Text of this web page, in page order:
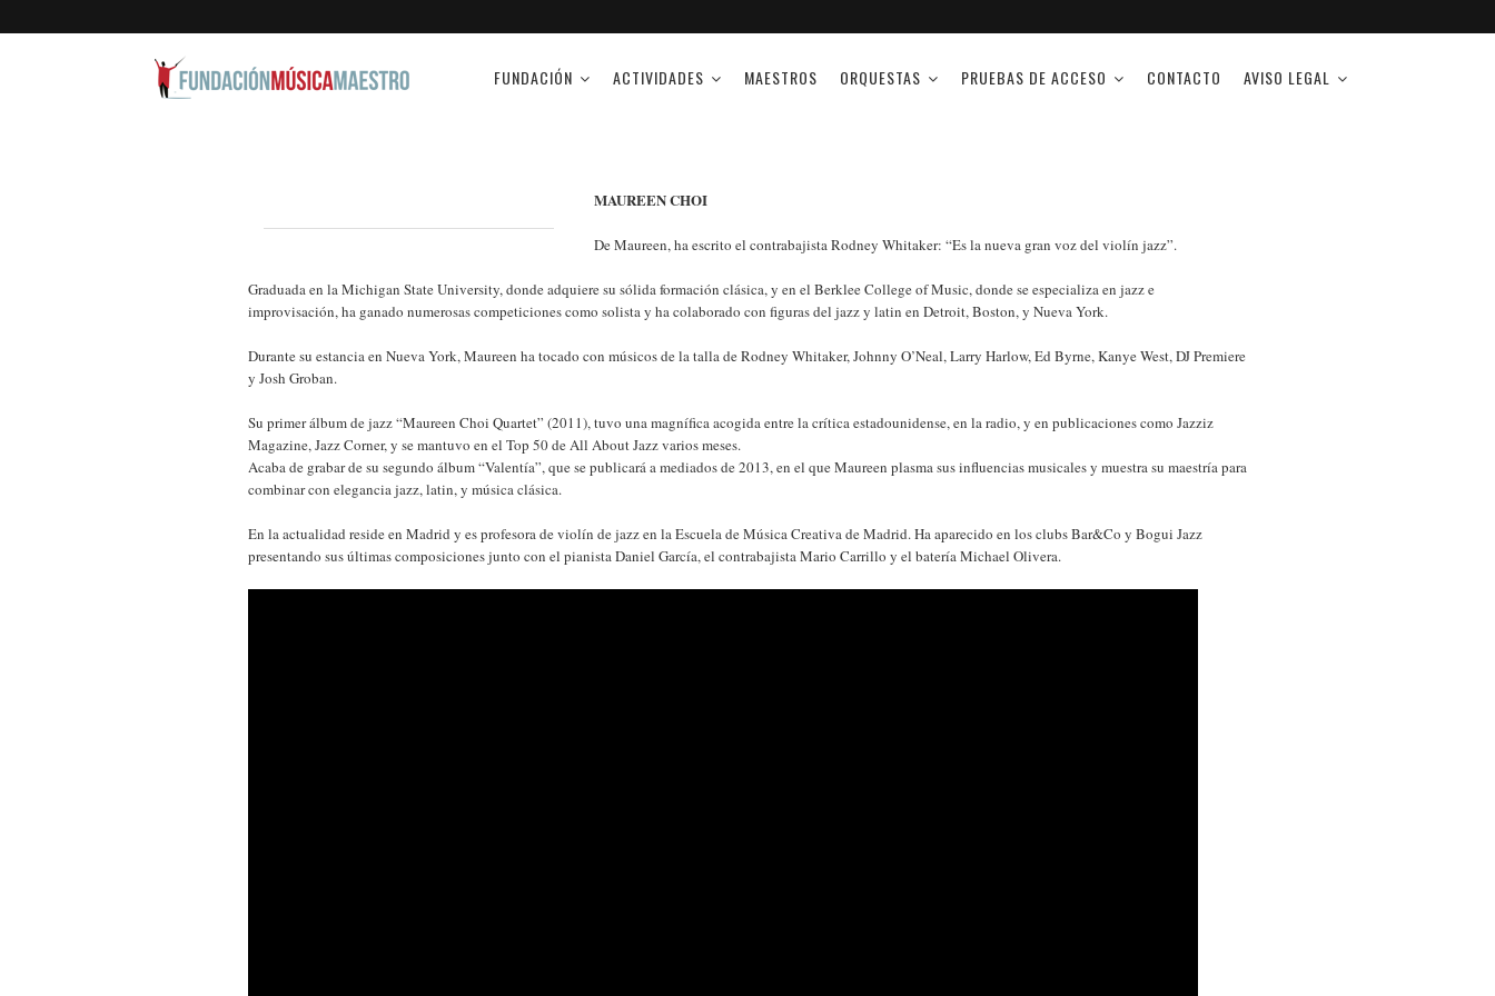
FUNDACIÓN ACTIVIDADES MAESTROS ORQUESTAS PRUEBAS DE ACCESO CONTACTO AVISO LEGAL
MAUREEN CHOI
De Maureen, ha escrito el contrabajista Rodney Whitaker: “Es la nueva gran voz del violín jazz”.
Graduada en la Michigan State University, donde adquiere su sólida formación clásica, y en el Berklee College of Music, donde se especializa en jazz e
improvisación, ha ganado numerosas competiciones como solista y ha colaborado con figuras del jazz y latin en Detroit, Boston, y Nueva York.
Durante su estancia en Nueva York, Maureen ha tocado con músicos de la talla de Rodney Whitaker, Johnny O’Neal, Larry Harlow, Ed Byrne, Kanye West, DJ Premiere
y Josh Groban.
Su primer álbum de jazz “Maureen Choi Quartet” (2011), tuvo una magnífica acogida entre la crítica estadounidense, en la radio, y en publicaciones como Jazziz
Magazine, Jazz Corner, y se mantuvo en el Top 50 de All About Jazz varios meses.
Acaba de grabar de su segundo álbum “Valentía”, que se publicará a mediados de 2013, en el que Maureen plasma sus influencias musicales y muestra su maestría para
combinar con elegancia jazz, latin, y música clásica.
En la actualidad reside en Madrid y es profesora de violín de jazz en la Escuela de Música Creativa de Madrid. Ha aparecido en los clubs Bar&Co y Bogui Jazz
presentando sus últimas composiciones junto con el pianista Daniel García, el contrabajista Mario Carrillo y el batería Michael Olivera.